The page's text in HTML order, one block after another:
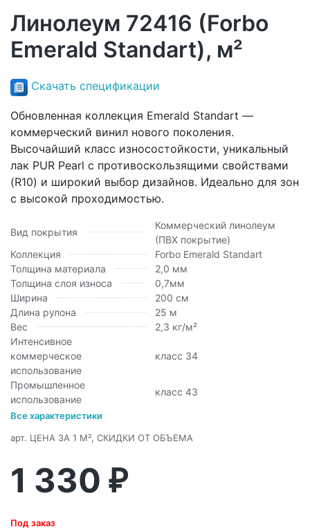
Линолеум 72416 (Forbo
Emerald Standart), м²
Скачать спецификации
Обновленная коллекция Emerald Standart —
коммерческий винил нового поколения.
Высочайший класс износостойкости, уникальный
лак PUR Pearl с противоскользящими свойствами
(R10) и широкий выбор дизайнов. Идеально для зон
с высокой проходимостью.
Вид покрытия
Коммерческий линолеум
(ПВХ покрытие)
Коллекция
Forbo Emerald Standart
Толщина материала
2,0 мм
Толщина слоя износа
0,7мм
Ширина
200 см
Длина рулона
25 м
Вес
2,3 кг/м²
Интенсивное
коммерческое
использование
класс 34
Промышленное
использование
класс 43
Все характеристики
арт. ЦЕНА ЗА 1 М², СКИДКИ ОТ ОБЪЕМА
1 330 ₽
Под заказ